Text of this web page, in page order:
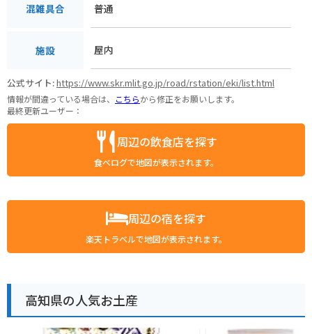
混雑具合 普通
施設 屋内
公式サイト:https://www.skr.mlit.go.jp/road/rstation/eki/list.html
情報が間違っている場合は、 こちらから修正をお願いします。
最終更新ユーザー：
周辺の飲食店を探す
食べログで地図が表示されます。
周辺の宿を探す
楽天トラベルで地図が表示されます。
高知県の人気お土産